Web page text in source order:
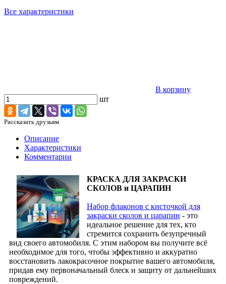
Все характеристики
В корзину
шт
Рассказать друзьям
Описание
Характеристики
Комментарии
КРАСКА ДЛЯ ЗАКРАСКИ
СКОЛОВ и ЦАРАПИН
Набор флаконов с кисточкой для
закраски сколов и царапин - это
идеальное решение для тех, кто
стремится сохранить безупречный
вид своего автомобиля. С этим набором вы получите всё
необходимое для того, чтобы эффективно и аккуратно
восстановить лакокрасочное покрытие вашего автомобиля,
придав ему первоначальный блеск и защиту от дальнейших
повреждений.